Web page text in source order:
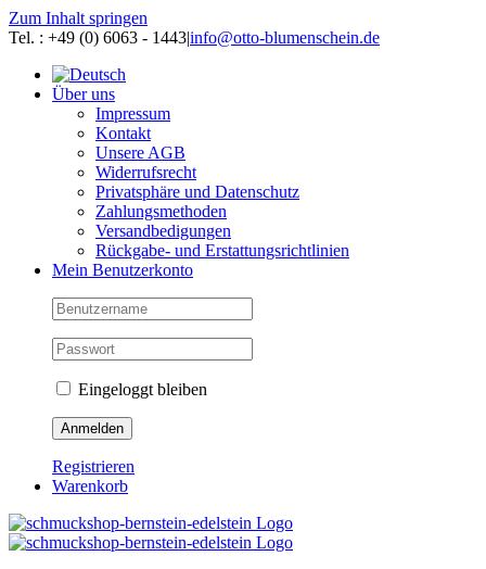
Zum Inhalt springen
Tel. : +49 (0) 6063 - 1443|info@otto-blumenschein.de
Über uns
Impressum
Kontakt
Unsere AGB
Widerrufsrecht
Privatsphäre und Datenschutz
Zahlungsmethoden
Versandbedigungen
Rückgabe- und Erstattungsrichtlinien
Mein Benutzerkonto
Eingeloggt bleiben
Registrieren
Warenkorb